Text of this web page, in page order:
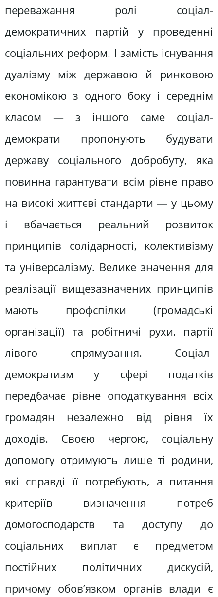
переважання ролі соціал-
демократичних партій у проведенні
соціальних реформ. І замість існування
дуалізму між державою й ринковою
економікою з одного боку і середнім
класом — з іншого саме соціал-
демократи пропонують будувати
державу соціального добробуту, яка
повинна гарантувати всім рівне право
на високі життєві стандарти — у цьому
і вбачається реальний розвиток
принципів солідарності, колективізму
та універсалізму. Велике значення для
реалізації вищезазначених принципів
мають профспілки (громадські
організації) та робітничі рухи, партії
лівого спрямування. Соціал-
демократизм у сфері податків
передбачає рівне оподаткування всіх
громадян незалежно від рівня їх
доходів. Своєю чергою, соціальну
допомогу отримують лише ті родини,
які справді її потребують, а питання
критеріїв визначення потреб
домогосподарств та доступу до
соціальних виплат є предметом
постійних політичних дискусій,
причому обов’язком органів влади є